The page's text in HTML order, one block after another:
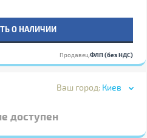
О НАЛИЧИИ
Продавец:ФЛП (без НДС)
Ваш город: Киев
доступен